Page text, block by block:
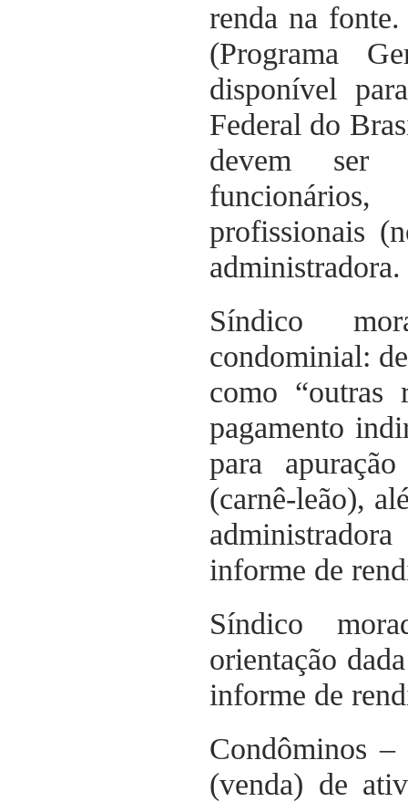
renda na
(Programa
disponível
Federal do
devem ser
profissionais
administradora.
Síndico
condominial:
como “outras
pagamento
para
(carnê-leão),
informe de
Síndico
orientação
informe de
Condôminos –
(venda) de